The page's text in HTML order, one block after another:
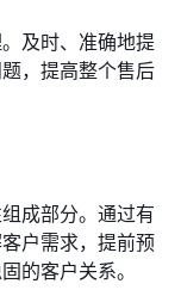
及时、准确地提
，提高整个售后
成部分。通过有
户需求，提前预
的客户关系。